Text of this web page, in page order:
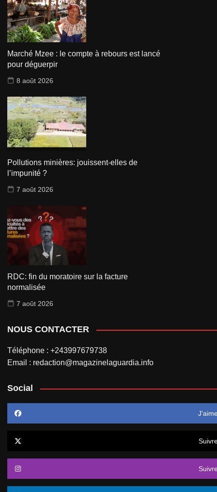
Marché Mzee : le compte à rebours est lancé
pour déguerpir
8 août 2026
Pollutions minières: jouissent-elles de
l’impunité ?
7 août 2026
RDC: fin du moratoire sur la facture
normalisée
7 août 2026
NOUS CONTACTER
Téléphone : +243997679738
Email : redaction@magazinelaguardia.info
Social